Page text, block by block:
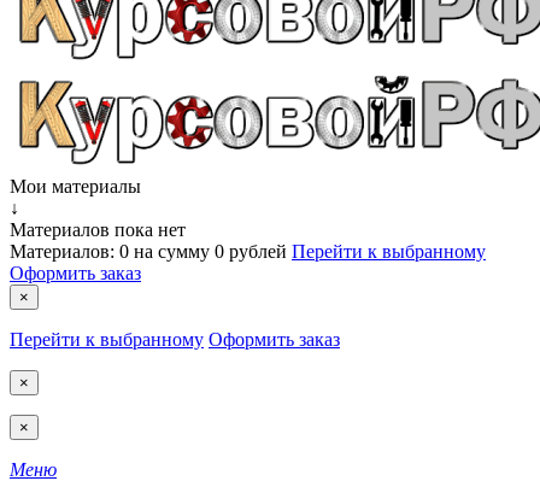
Мои материалы
↓
Материалов пока нет
Материалов: 0 на сумму 0 рублей Перейти к выбранному
Оформить заказ
×
Перейти к выбранному Оформить заказ
×
×
Меню